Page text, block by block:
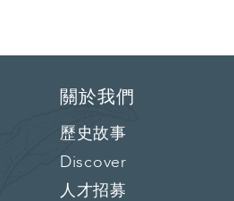
關於我們
歷史故事
Discover
人才招募